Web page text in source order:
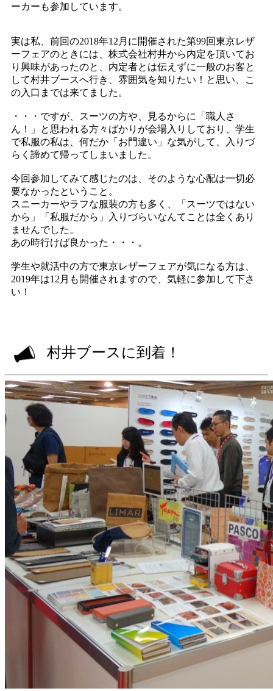
ーカーも参加しています。
実は私、前回の2018年12月に開催された第99回東京レザ
ーフェアのときには、株式会社村井から内定を頂いてお
り興味があったのと、内定者とは伝えずに一般のお客と
して村井ブースへ行き、雰囲気を知りたい！と思い、こ
の入口までは来てました。
・・・ですが、スーツの方や、見るからに「職人さ
ん！」と思われる方々ばかりが会場入りしており、学生
で私服の私は、何だか「お門違い」な気がして、入りづ
らく諦めて帰ってしまいました。
今回参加してみて感じたのは、そのような心配は一切必
要なかったということ。
スニーカーやラフな服装の方も多く、「スーツではない
から」「私服だから」入りづらいなんてことは全くあり
ませんでした。
あの時行けば良かった・・・。
学生や就活中の方で東京レザーフェアが気になる方は、
2019年は12月も開催されますので、気軽に参加して下さ
い！
村井ブースに到着！